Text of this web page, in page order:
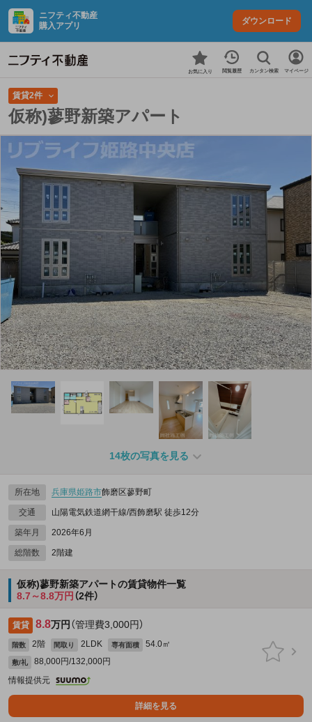
ニフティ不動産
購入アプリ
ダウンロード
お気に入り 閲覧履歴 カンタン検索 マイページ
賃貸2件
仮称)蓼野新築アパート
14枚の写真を見る
所在地 兵庫県姫路市飾磨区蓼野町
交通 山陽電気鉄道網干線/西飾磨駅 徒歩12分
築年月 2026年6月
総階数 2階建
仮称)蓼野新築アパートの賃貸物件一覧
8.7～8.8万円 （2件）
賃貸 8.8万円 （管理費3,000円）
階数 2階 間取り 2LDK 専有面積 54.0㎡
敷/礼
88,000円/132,000円
情報提供元
詳細を見る